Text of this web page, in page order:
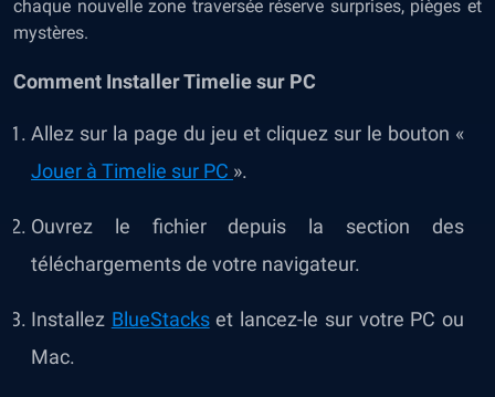
chaque nouvelle zone traversée réserve surprises, pièges et
mystères.
Comment Installer Timeliesur PC
Allez sur la page du jeu et cliquez sur le bouton «
Jouer à Timelie sur PC ».
Ouvrez le fichier depuis la section des
téléchargements de votre navigateur.
Installez BlueStackset lancez-le sur votre PC ou
Mac.